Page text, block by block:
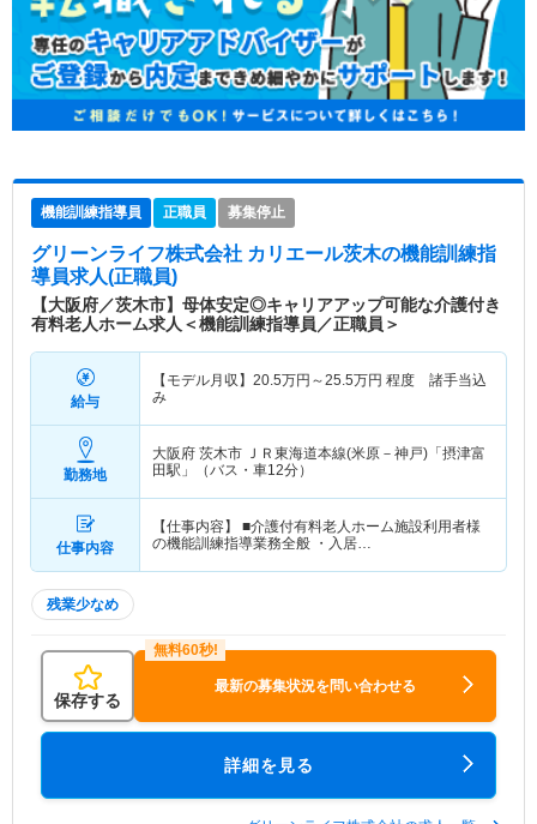
機能訓練指導員 正職員 募集停止
グリーンライフ株式会社 カリエール茨木の機能訓練指
導員求人(正職員)
【大阪府／茨木市】母体安定◎キャリアアップ可能な介護付き
有料老人ホーム求人＜機能訓練指導員／正職員＞
給与
【モデル月収】 20.5万円～25.5万円 程度 諸手当込
み
勤務地
大阪府 茨木市 ＪＲ東海道本線(米原－神戸)「摂津富
田駅」（バス・車12分）
仕事内容
【仕事内容】 ■介護付有料老人ホーム施設利用者様
の機能訓練指導業務全般 ・入居…
残業少なめ
保存する
最新の募集状況を問い合わせる
詳細を見る